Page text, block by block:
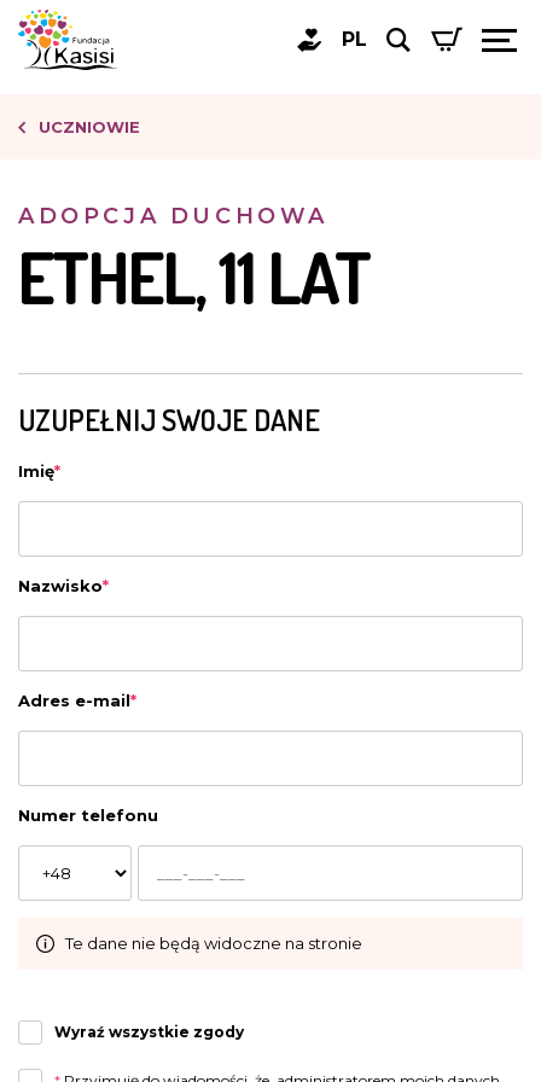
PL
UCZNIOWIE
ADOPCJA DUCHOWA
ETHEL, 11 LAT
UZUPEŁNIJ SWOJE DANE
Imię*
Nazwisko*
Adres e-mail*
Numer telefonu
Te dane nie będą widoczne na stronie
Wyraź wszystkie zgody